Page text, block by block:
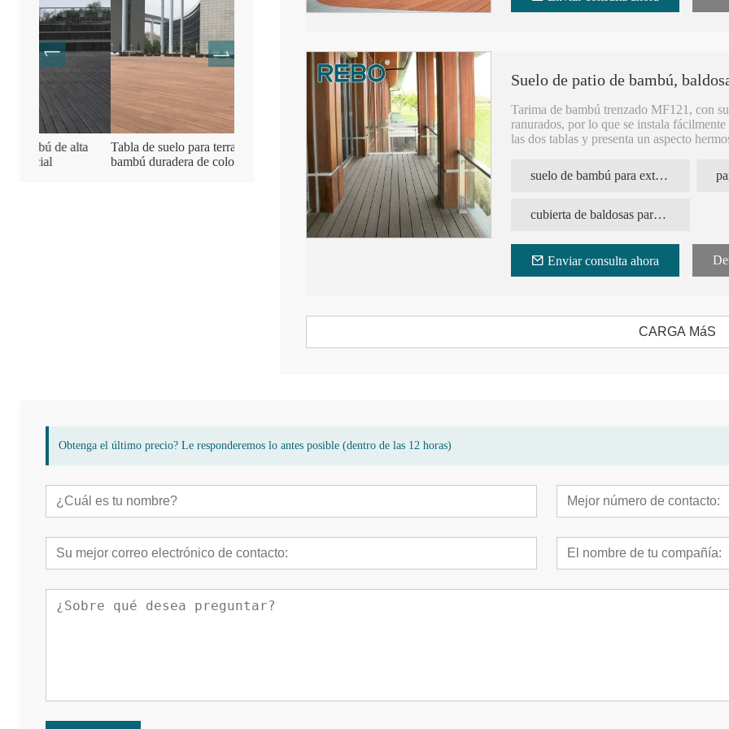
Tabla de suelo para terraza exterior de
bambú duradera de color natural
Suelo de terraza de madera prensada
Piso de patio y jardín de bambú
ecológico de alta calidad
Piso calefactor de
Suelo de patio de bambú,
Tarima de bambú trenzado MF121, con
ranurados, por lo que se instala
las dos tablas y presenta un aspecto
de la tecnología de carbonización y
los nutrientes se eliminen de manera
patios, paisajes, etc. Es un material
suelo de bambú para exterior
cubierta de baldosas para exterior
Enviar consulta ahora
CARGA MáS
Obtenga el último precio? Le responderemos lo antes posible (dentro de las 12 horas)